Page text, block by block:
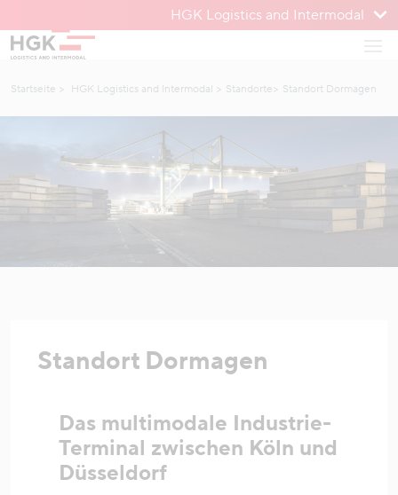
Zum Inhalt
HGK Logistics and Intermodal
Startseite HGK Logistics and Intermodal Standorte Standort Dormagen
Standort Dormagen
Das multimodale Industrie-
Terminal zwischen Köln und
Düsseldorf